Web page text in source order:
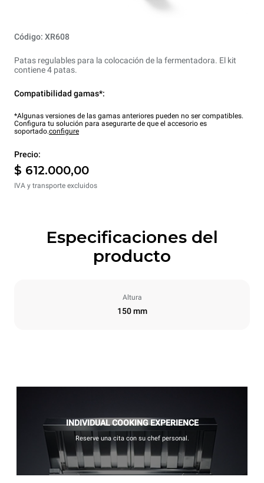
Código: XR608
Patas regulables para la colocación de la fermentadora. El kit
contiene 4 patas.
Compatibilidad gamas*:
*Algunas versiones de las gamas anteriores pueden no ser compatibles.
Configura tu solución para asegurarte de que el accesorio es
soportado.configure
Precio:
$ 612.000,00
IVA y transporte excluidos
Especificaciones del
producto
Altura
150 mm
INDIVIDUAL COOKING EXPERIENCE
Reserve una cita con su chef personal.